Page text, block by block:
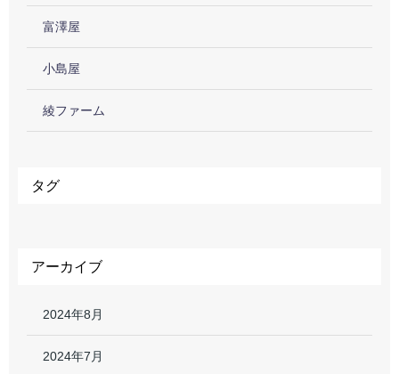
富澤屋
小島屋
綾ファーム
タグ
アーカイブ
2024年8月
2024年7月